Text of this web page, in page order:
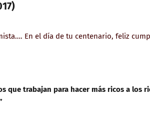
En el día de tu centenario, feliz
que trabajan para hacer más ricos a los